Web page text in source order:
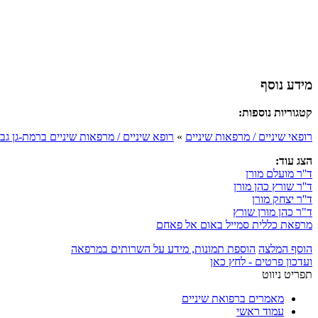
מידע נוסף
קטגוריות נוספות:
רופאי שיניים / מרפאות שיניים » רופא שיניים / מרפאות שיניים ברמת-גן
הצג עוד:
ד''ר מועלם מורן
ד''ר שורץ כהן מורן
ד''ר יצחק מורן
ד"ר כהן מורן שורץ
מרפאת כללית סמייל באום אל פאחם
הוסף המלצה הוספת תמונות, מידע על השרותים במרפאה
ועדכון פרטים - לחץ כאן
תפריט ניווט
מאמרים ברפואת שיניים
עמוד ראשי